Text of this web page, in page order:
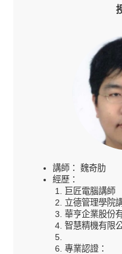
講師： 魏奇肋
經歷：
巨匠電腦講師
立德管理學院
華亨企業股份
智慧精機有限
專業認證：